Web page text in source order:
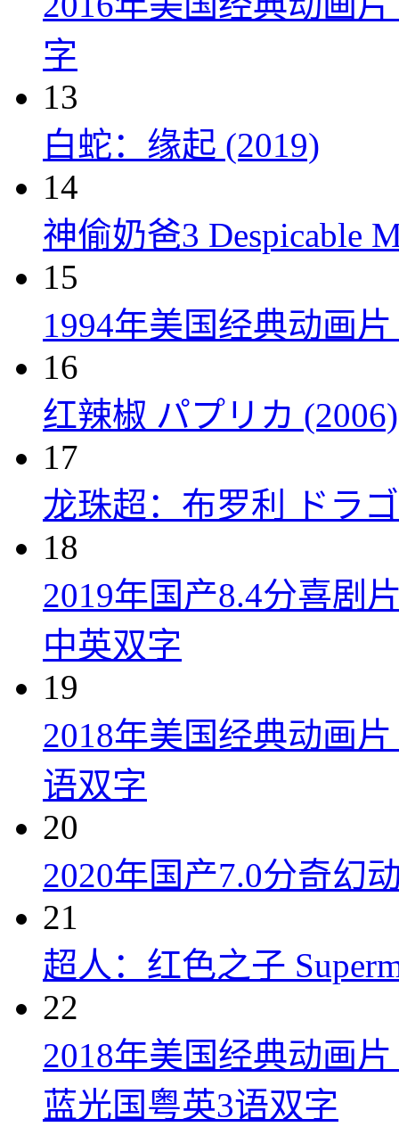
字
13
白蛇：缘起 (2019)
14
神偷奶爸3 Despicable
15
1994年美国经典动画
16
红辣椒 パプリカ (2006)
17
龙珠超：布罗利 ドラ
18
2019年国产8.4分喜剧
中英双字
19
2018年美国经典动画
语双字
20
2020年国产7.0分奇幻
21
超人：红色之子
22
2018年美国经典动画
蓝光国粤英3语双字